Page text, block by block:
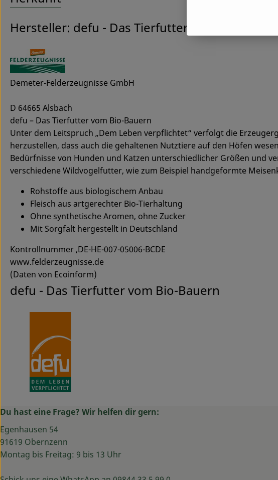
Hersteller: defu - Das Tierfutter vom Bio-Bauern
Demeter-Felderzeugnisse GmbH
D 64665 Alsbach
defu – Das Tierfutter vom Bio-Bauern
Unter dem Leitspruch „Dem Leben verpflichtet“ verfolgt die
herzustellen, dass auch die gehaltenen Nutztiere auf den Höfen
Bedürfnisse von Hunden und Katzen unterschiedlicher Größen und
verschiedene Wildvogelfutter, wie zum Beispiel handgeformte
Rohstoffe aus biologischem Anbau
Fleisch aus artgerechter Bio-Tierhaltung
Ohne synthetische Aromen, ohne Zucker
Mit Sorgfalt hergestellt in Deutschland
Kontrollnummer ,DE-HE-007-05006-BCDE
www.felderzeugnisse.de
(Daten von Ecoinform)
defu - Das Tierfutter vom Bio-Bauern
Du hast eine Frage? Wir helfen dir gern:
Egenhausen 54
91619 Obernzenn
Montag bis Freitag: 9 bis 13 Uhr